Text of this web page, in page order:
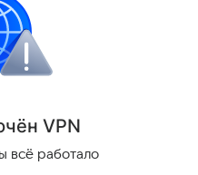
Поделиться
ён VPN
всё работало